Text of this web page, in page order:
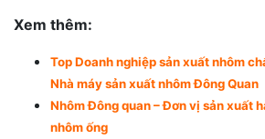
Xem thêm:
Top Doanh nghiệp sản xuất nhôm
Nhà máy sản xuất nhôm Đông Quan
Nhôm Đông quan – Đơn vị sản xuất
nhôm ống